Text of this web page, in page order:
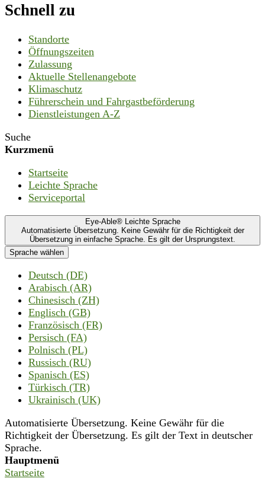
Schnell zu
Standorte
Öffnungszeiten
Zulassung
Aktuelle Stellenangebote
Klimaschutz
Führerschein und Fahrgastbeförderung
Dienstleistungen A-Z
Suche
Kurzmenü
Startseite
Leichte Sprache
Serviceportal
Eye-Able® Leichte Sprache
Automatisierte Übersetzung. Keine Gewähr für die Richtigkeit der
Übersetzung in einfache Sprache. Es gilt der Ursprungstext.
Sprache wählen
Deutsch (DE)
Arabisch (AR)
Chinesisch (ZH)
Englisch (GB)
Französisch (FR)
Persisch (FA)
Polnisch (PL)
Russisch (RU)
Spanisch (ES)
Türkisch (TR)
Ukrainisch (UK)
Automatisierte Übersetzung. Keine Gewähr für die
Richtigkeit der Übersetzung. Es gilt der Text in deutscher
Sprache.
Hauptmenü
Startseite